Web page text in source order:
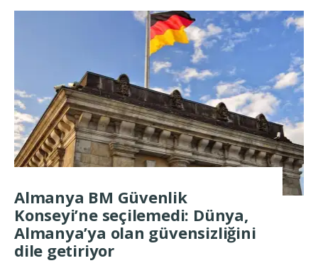
Almanya BM Güvenlik
Konseyi’ne seçilemedi: Dünya,
Almanya’ya olan güvensizliğini
dile getiriyor